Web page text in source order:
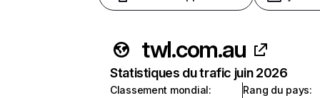
twl.com.au
Statistiques du trafic juin 2026
Classement mondial:
Rang du pays: